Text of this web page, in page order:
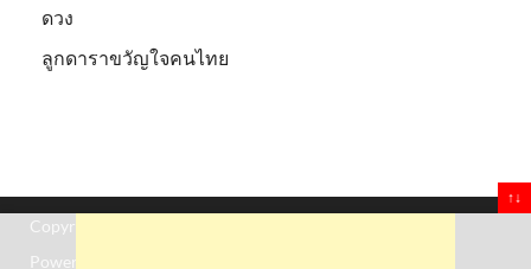
ดวง
ลูกดาราขวัญใจคนไทย
Copyright © 2026
Powered by
↑↓